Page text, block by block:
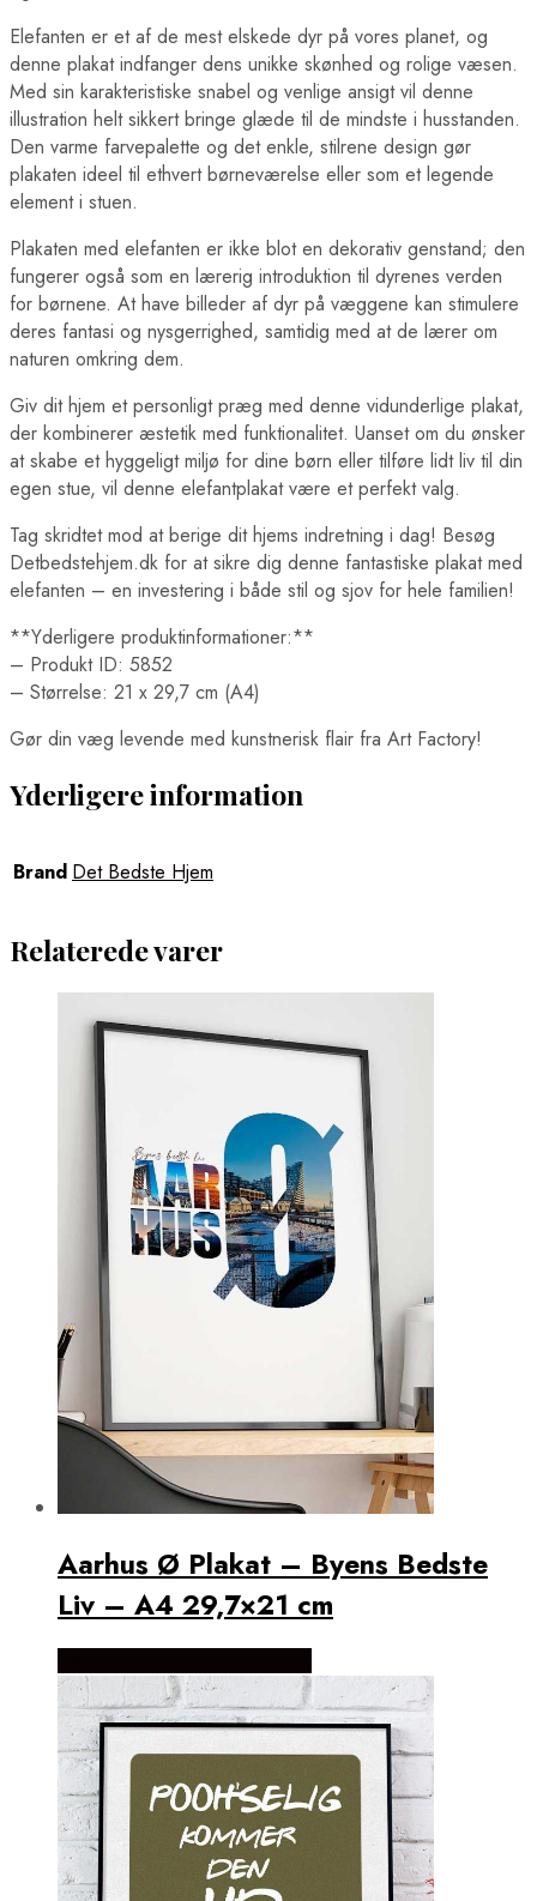
Elefanten er et af de mest elskede dyr på vores planet, og
denne plakat indfanger dens unikke skønhed og rolige væsen.
Med sin karakteristiske snabel og venlige ansigt vil denne
illustration helt sikkert bringe glæde til de mindste i husstanden.
Den varme farvepalette og det enkle, stilrene design gør
plakaten ideel til ethvert børneværelse eller som et legende
element i stuen.
Plakaten med elefanten er ikke blot en dekorativ genstand; den
fungerer også som en lærerig introduktion til dyrenes verden
for børnene. At have billeder af dyr på væggene kan stimulere
deres fantasi og nysgerrighed, samtidig med at de lærer om
naturen omkring dem.
Giv dit hjem et personligt præg med denne vidunderlige plakat,
der kombinerer æstetik med funktionalitet. Uanset om du ønsker
at skabe et hyggeligt miljø for dine børn eller tilføre lidt liv til din
egen stue, vil denne elefantplakat være et perfekt valg.
Tag skridtet mod at berige dit hjems indretning i dag! Besøg
Detbedstehjem.dk for at sikre dig denne fantastiske plakat med
elefanten – en investering i både stil og sjov for hele familien!
**Yderligere produktinformationer:**
– Produkt ID: 5852
– Størrelse: 21 x 29,7 cm (A4)
Gør din væg levende med kunstnerisk flair fra Art Factory!
Yderligere information
Brand Det Bedste Hjem
Relaterede varer
Aarhus Ø Plakat – Byens Bedste
Liv – A4 29,7×21 cm